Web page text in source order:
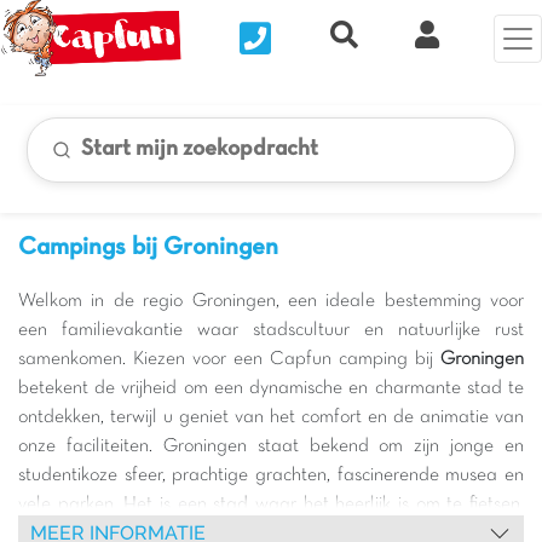
Nous contacterRecherche rapide
Mijn Clix
Start mijn zoekopdracht
Campings bij Groningen
Welkom in de regio Groningen, een ideale bestemming voor
een familievakantie waar stadscultuur en natuurlijke rust
samenkomen. Kiezen voor een Capfun camping bij Groningen
betekent de vrijheid om een dynamische en charmante stad te
ontdekken, terwijl u geniet van het comfort en de animatie van
onze faciliteiten. Groningen staat bekend om zijn jonge en
studentikoze sfeer, prachtige grachten, fascinerende musea en
vele parken. Het is een stad waar het heerlijk is om te fietsen,
pittoreske straatjes te verkennen en de unieke sfeer in u op te
MEER INFORMATIE